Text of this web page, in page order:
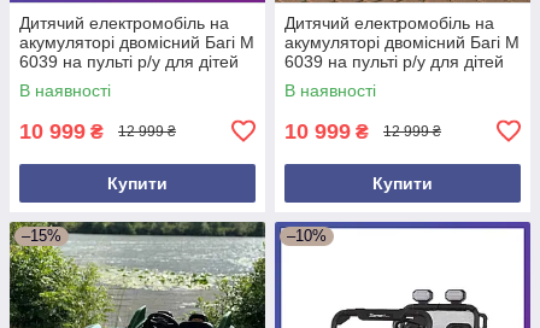
Дитячий електромобіль на
акумуляторі двомісний Багі M
6039 на пульті р/у для дітей
від 3 до 8 років Синій
В наявності
10 999 ₴ 12 999 ₴
Купити
Дитячий електромобіль на
акумуляторі двомісний Багі M
6039 на пульті р/у для дітей
від 3 до 8 років Жовтогарячий
В наявності
10 999 ₴ 12 999 ₴
Купити
–15% –10%